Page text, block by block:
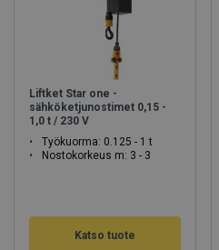
siirtämiseen. Valikoimassamme
Tutustu tarkemmin valikoimaamme.
Liftket Star one -
sähköketjunostimet 0,15 -
1,0 t / 230 V
Työkuorma: 0.125 - 1 t
Nostokorkeus m: 3 - 3
Katso tuote